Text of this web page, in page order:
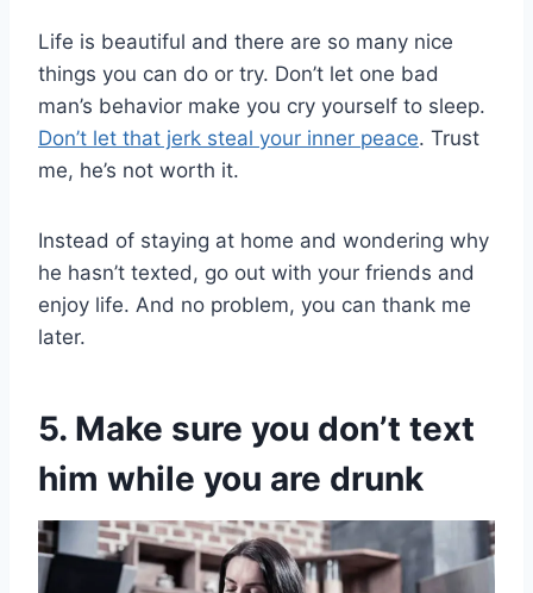
Life is beautiful and there are so many nice
things you can do or try. Don’t let one bad
man’s behavior make you cry yourself to sleep.
Don’t let that jerk steal your inner peace. Trust
me, he’s not worth it.
Instead of staying at home and wondering why
he hasn’t texted, go out with your friends and
enjoy life. And no problem, you can thank me
later.
5. Make sure you don’t text
him while you are drunk